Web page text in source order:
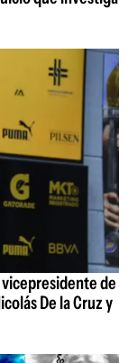
de
De la Cruz y